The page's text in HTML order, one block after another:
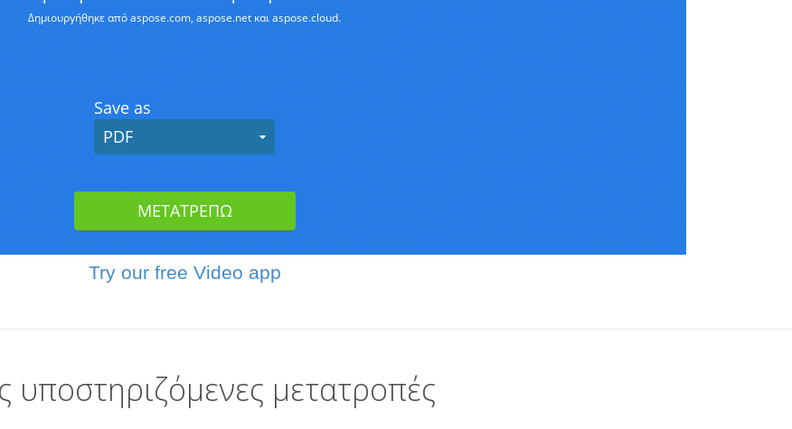
Try our free Video app
υποστηριζόμενες μετατροπές